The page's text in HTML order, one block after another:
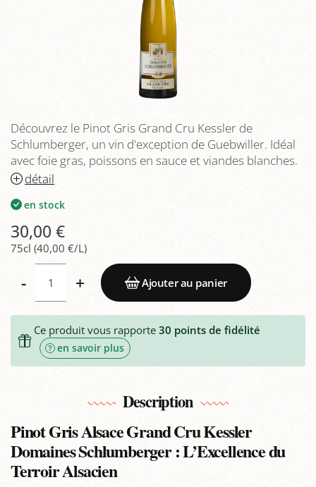
Découvrez le Pinot Gris Grand Cru Kessler de
Schlumberger, un vin d'exception de Guebwiller. Idéal
avec foie gras, poissons en sauce et viandes blanches.
détail
en stock
30,00 €
75cl (40,00 €/L)
- + Ajouter au panier
Ce produit vous rapporte30 points de fidélité
en savoir plus
Description
Pinot Gris Alsace Grand Cru Kessler
Domaines Schlumberger : L’Excellence du
Terroir Alsacien